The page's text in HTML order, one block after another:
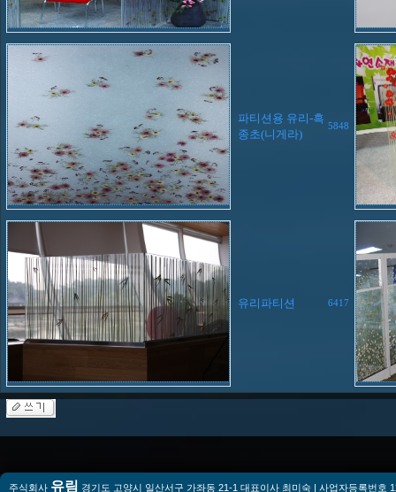
파티션용 유리-흑
종초(니게라)
5848
유리파티션 6417
주식회사 유림 경기도 고양시 일산서구 가좌동 21-1 대표이사 최미숙 | 사업자등록번호